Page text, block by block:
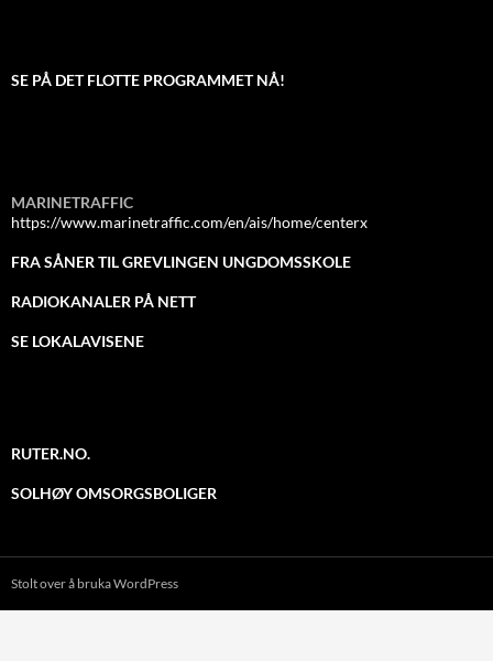
SE PÅ DET FLOTTE PROGRAMMET NÅ!
MARINETRAFFIC
https://www.marinetraffic.com/en/ais/home/centerx
FRA SÅNER TIL GREVLINGEN UNGDOMSSKOLE
RADIOKANALER PÅ NETT
SE LOKALAVISENE
RUTER.NO.
SOLHØY OMSORGSBOLIGER
Stolt over å bruka WordPress